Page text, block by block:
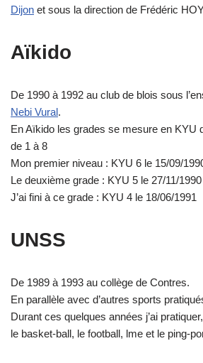
Dijon et sous la direction de Frédéric
Aïkido
De 1990 à 1992 au club de blois sous
Nebi Vural.
En Aïkido les grades se mesure en KYU
de 1 à 8
Mon premier niveau : KYU 6 le 15/09/
Le deuxième grade : KYU 5 le 27/11/1990
J’ai fini à ce grade : KYU 4 le 18/06/1991
UNSS
De 1989 à 1993 au collège de Contres.
En parallèle avec d’autres sports
Durant ces quelques années j’ai
le basket-ball, le football, lme et le ping-